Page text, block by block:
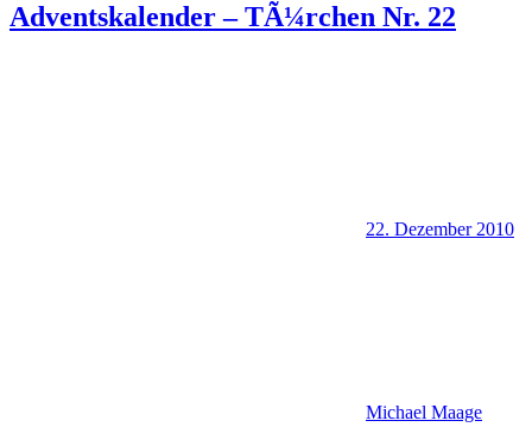
Adventskalender – TÃ¼rchen Nr. 22
22. Dezember 2010
Michael Maage